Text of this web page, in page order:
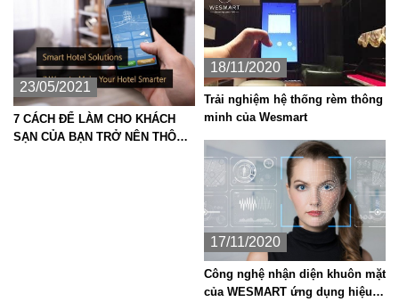
23/05/2021
7 CÁCH ĐỂ LÀM CHO KHÁCH
SẠN CỦA BẠN TRỞ NÊN THÔNG
18/11/2020
Trải nghiệm hệ thống rèm thông
minh của Wesmart
17/11/2020
Công nghệ nhận diện khuôn mặt
của WESMART ứng dụng hiệu